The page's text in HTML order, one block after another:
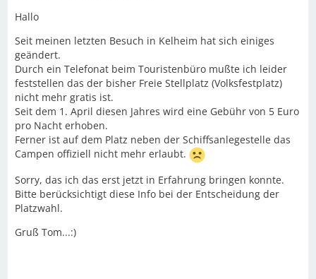
Hallo
Seit meinen letzten Besuch in Kelheim hat sich einiges
geändert.
Durch ein Telefonat beim Touristenbüro mußte ich leider
feststellen das der bisher Freie Stellplatz (Volksfestplatz)
nicht mehr gratis ist.
Seit dem 1. April diesen Jahres wird eine Gebühr von 5 Euro
pro Nacht erhoben.
Ferner ist auf dem Platz neben der Schiffsanlegestelle das
Campen offiziell nicht mehr erlaubt.
Sorry, das ich das erst jetzt in Erfahrung bringen konnte.
Bitte berücksichtigt diese Info bei der Entscheidung der
Platzwahl.
Gruß Tom...:)